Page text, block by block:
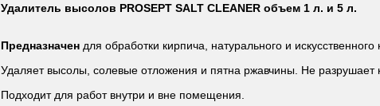
Удалитель высолов PROSEPT SALT CLEANER объем 1 л. и 5 л.
Предназначен для обработки кирпича, натурального и
Удаляет высолы, солевые отложения и пятна ржавчины. Не разрушает
Подходит для работ внутри и вне помещения.